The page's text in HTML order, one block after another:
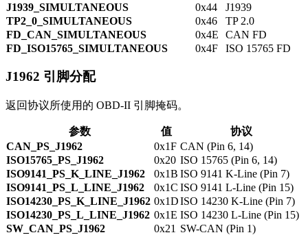
J1939_SIMULTANEOUS
0x44
J1939
TP2_0_SIMULTANEOUS
0x46
TP 2.0
FD_CAN_SIMULTANEOUS
0x4E
CAN FD
FD_ISO15765_SIMULTANEOUS
0x4F ISO 15765 FD
J1962 引脚分配
返回协议所使用的 OBD-II 引脚掩码。
参数 值
协议
CAN_PS_J1962
0x1F CAN (Pin 6, 14)
ISO15765_PS_J1962
0x20 ISO 15765 (Pin 6, 14)
ISO9141_PS_K_LINE_J1962
0x1B ISO 9141 K-Line (Pin 7)
ISO9141_PS_L_LINE_J1962
0x1C ISO 9141 L-Line (Pin 15)
ISO14230_PS_K_LINE_J1962 0x1DISO 14230 K-Line (Pin 7)
ISO14230_PS_L_LINE_J1962 0x1E ISO 14230 L-Line (Pin 15)
SW_CAN_PS_J1962
0x21 SW-CAN (Pin 1)